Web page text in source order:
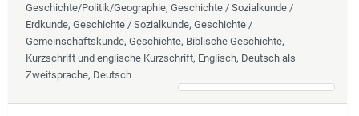
Geschichte/Politik/Geographie, Geschichte / Sozialkunde /
Erdkunde, Geschichte / Sozialkunde, Geschichte /
Gemeinschaftskunde, Geschichte, Biblische Geschichte,
Kurzschrift und englische Kurzschrift, Englisch, Deutsch als
Zweitsprache, Deutsch